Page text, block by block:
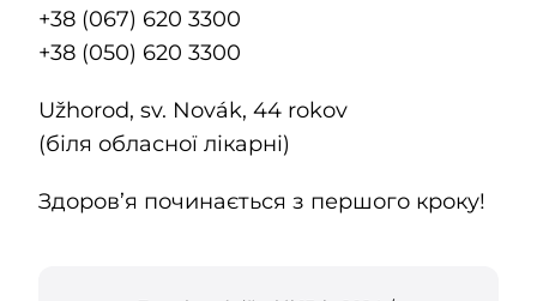
+38 (067) 620 3300
+38 (050) 620 3300
Užhorod, sv. Novák, 44 rokov
(біля обласної лікарні)
Здоров’я починається з першого кроку!